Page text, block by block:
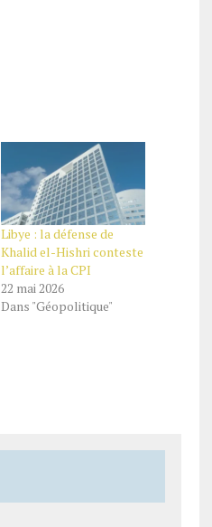
Libye : la défense de
Khalid el-Hishri conteste
l’affaire à la CPI
22 mai 2026
Dans "Géopolitique"